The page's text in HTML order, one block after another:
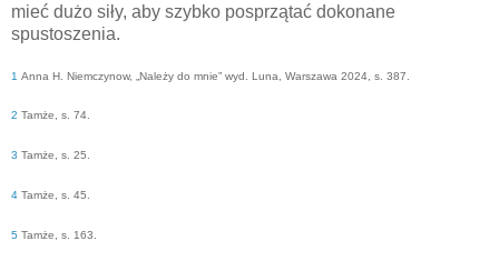
mieć dużo siły, aby szybko posprzątać dokonane
spustoszenia.
1 Anna H. Niemczynow, „Należy do mnie” wyd. Luna, Warszawa 2024, s. 387.
2 Tamże, s. 74.
3 Tamże, s. 25.
4 Tamże, s. 45.
5 Tamże, s. 163.